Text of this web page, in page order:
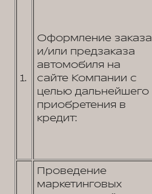
1.
Оформление заказа
и/или предзаказа
автомобиля на
сайте Компании с
целью дальнейшего
приобретения в
кредит:
Проведение
маркетинговых